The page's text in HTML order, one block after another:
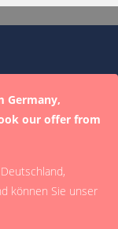
Germany,
our offer from
können Sie unser